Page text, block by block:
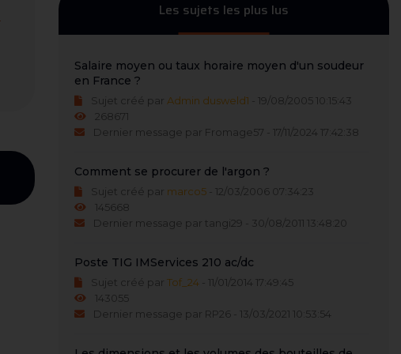
Les sujets les plus lus
Salaire moyen ou taux horaire moyen d'un soudeur
en France ?
Sujet créé par Admin dusweld1 - 19/08/2005 10:15:43
268671
Dernier message par Fromage57 - 17/11/2024 17:42:38
Comment se procurer de l'argon ?
Sujet créé par marco5 - 12/03/2006 07:34:23
145668
Dernier message par tangi29 - 30/08/2011 13:48:20
Poste TIG IMServices 210 ac/dc
Sujet créé par Tof_24 - 11/01/2014 17:49:45
143055
Dernier message par RP26 - 13/03/2021 10:53:54